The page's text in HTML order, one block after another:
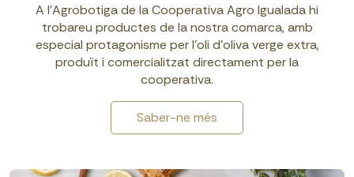
A l’Agrobotiga de la Cooperativa Agro Igualada hi
trobareu productes de la nostra comarca, amb
especial protagonisme per l’oli d’oliva verge extra,
produït i comercialitzat directament per la
cooperativa.
Saber-ne més